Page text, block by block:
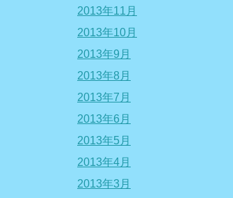
2013年11月
2013年10月
2013年9月
2013年8月
2013年7月
2013年6月
2013年5月
2013年4月
2013年3月